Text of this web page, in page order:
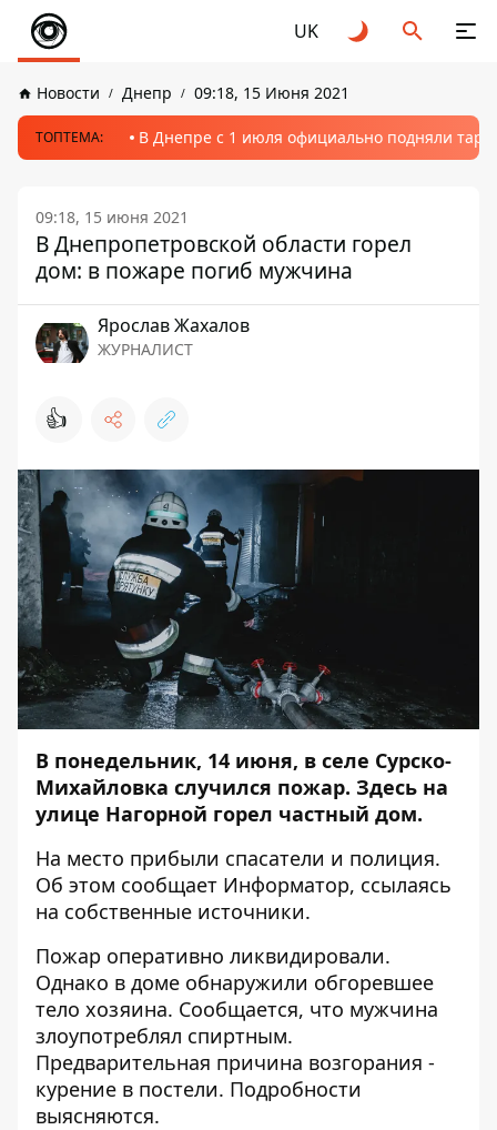
UK
Новости Днепр 09:18, 15 Июня 2021
ТОПТЕМА: В Днепре с 1 июля официально подняли
09:18, 15 июня 2021
В Днепропетровской области горел
дом: в пожаре погиб мужчина
Ярослав Жахалов
ЖУРНАЛИСТ
👍
В понедельник, 14 июня, в селе Сурско-
Михайловка случился пожар. Здесь на
улице Нагорной горел частный дом.
На место прибыли спасатели и полиция.
Об этом сообщает Информатор, ссылаясь
на собственные источники.
Пожар оперативно ликвидировали.
Однако в доме обнаружили обгоревшее
тело хозяина. Сообщается, что мужчина
злоупотреблял спиртным.
Предварительная причина возгорания -
курение в постели. Подробности
выясняются.